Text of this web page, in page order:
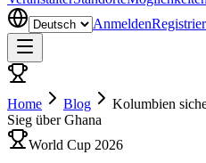
Anmelden
Home Blog
Kolumbien
Sieg über Ghana
World Cup 2026